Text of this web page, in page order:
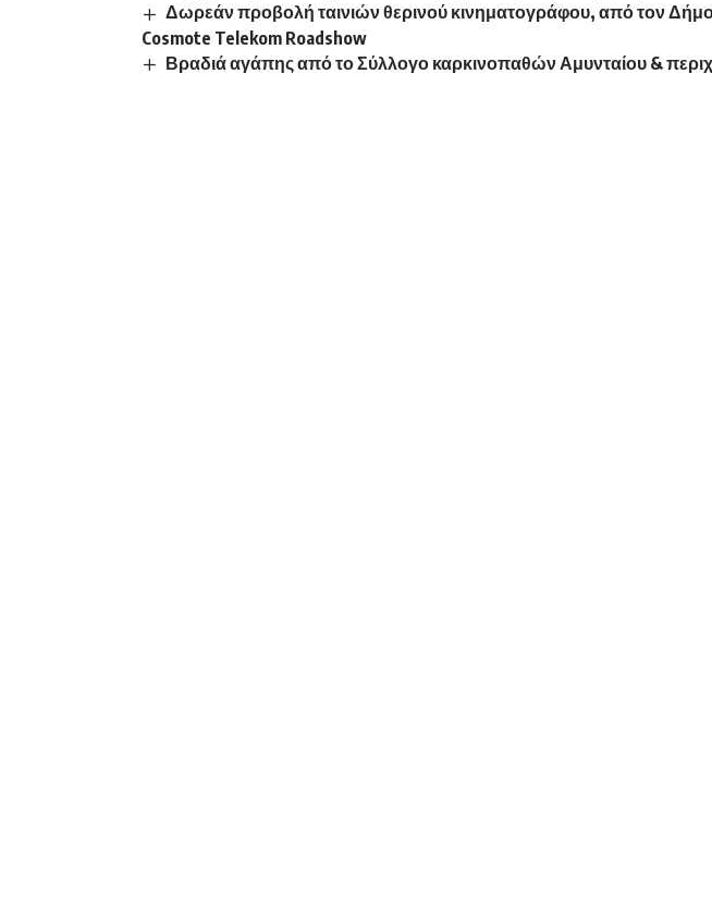
Δωρεάν προβολή ταινιών θερινού κινηματογράφου, από τον Δήμο
Cosmote Telekom Roadshow
Βραδιά αγάπης από το Σύλλογο καρκινοπαθών Αμυνταίου &